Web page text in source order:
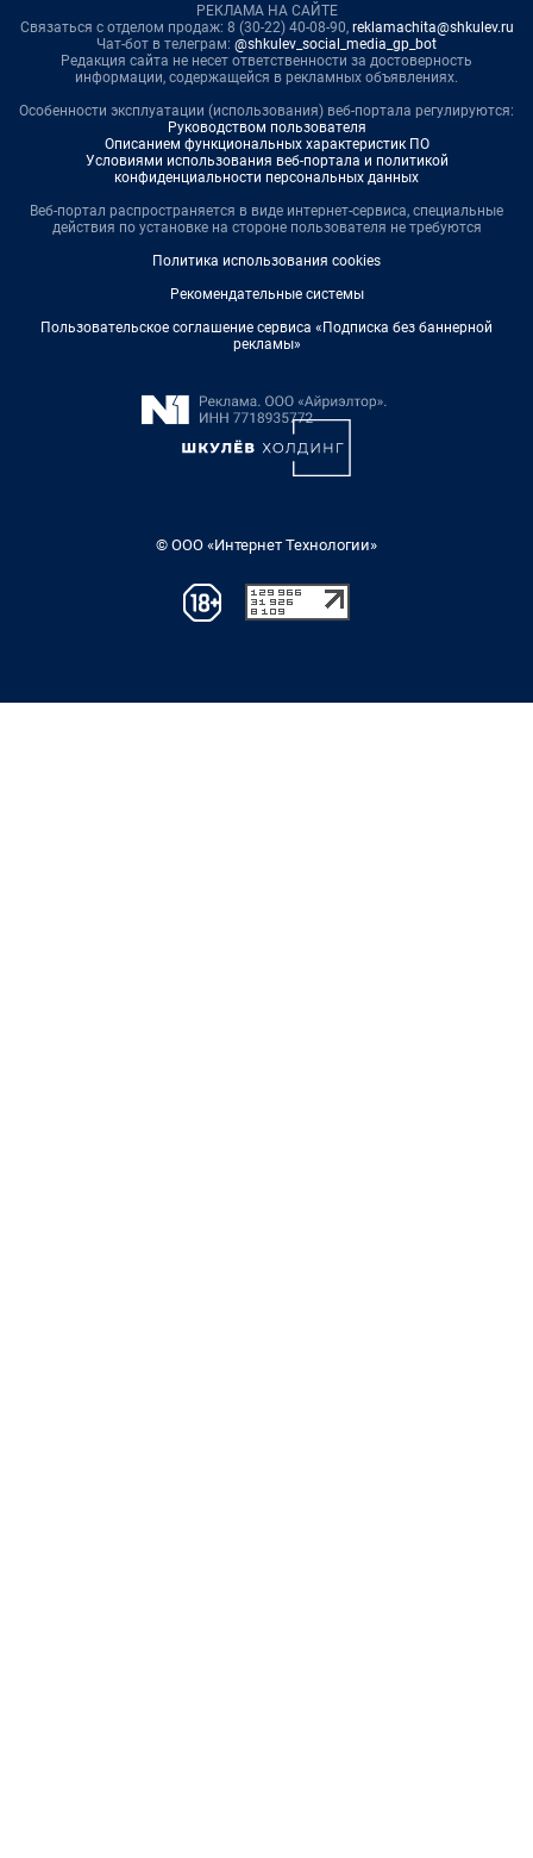
РЕКЛАМА НА САЙТЕ
Связаться с отделом продаж: 8 (30-22) 40-08-90, reklamachita@shkulev.ru
Чат-бот в телеграм: @shkulev_social_media_gp_bot
Редакция сайта не несет ответственности за достоверность
информации, содержащейся в рекламных объявлениях.
Особенности эксплуатации (использования) веб-портала регулируются:
Руководством пользователя
Описанием функциональных характеристик ПО
Условиями использования веб-портала и политикой
конфиденциальности персональных данных
Веб-портал распространяется в виде интернет-сервиса, специальные
действия по установке на стороне пользователя не требуются
Политика использования cookies
Рекомендательные системы
Пользовательское соглашение сервиса «Подписка без баннерной
рекламы»
© ООО «Интернет Технологии»